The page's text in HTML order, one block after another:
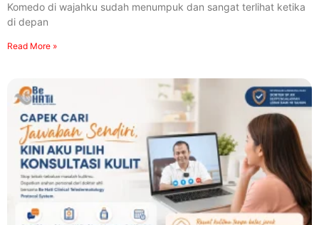
Komedo di wajahku sudah menumpuk dan sangat terlihat ketika
di depan
Read More »